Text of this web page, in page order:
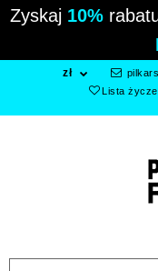
Zyskaj 10%
zł
Lista